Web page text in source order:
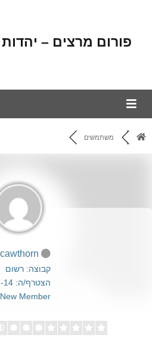
פורום מרצים – יהדות
משתמשים
קבוצה: רשום
הצטרף/ה: 2025-06-14
New Member